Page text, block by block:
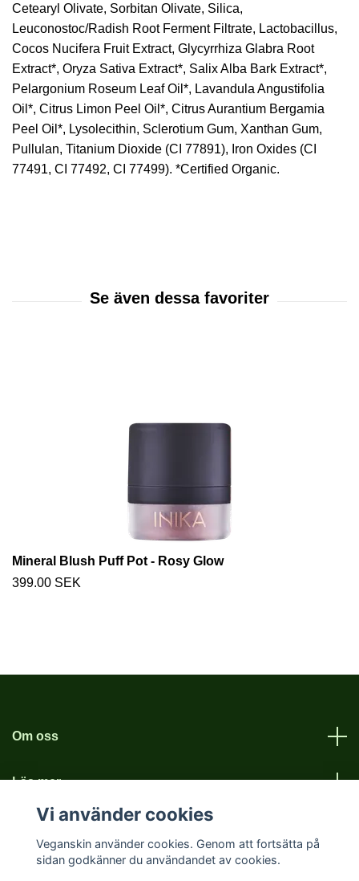
Cetearyl Olivate, Sorbitan Olivate, Silica,
Leuconostoc/Radish Root Ferment Filtrate, Lactobacillus,
Cocos Nucifera Fruit Extract, Glycyrrhiza Glabra Root
Extract*, Oryza Sativa Extract*, Salix Alba Bark Extract*,
Pelargonium Roseum Leaf Oil*, Lavandula Angustifolia
Oil*, Citrus Limon Peel Oil*, Citrus Aurantium Bergamia
Peel Oil*, Lysolecithin, Sclerotium Gum, Xanthan Gum,
Pullulan, Titanium Dioxide (CI 77891), Iron Oxides (CI
77491, CI 77492, CI 77499). *Certified Organic.
Mineral Blush Puff Pot - Rosy Glow
399.00 SEK
Om oss
Läs mer
Vi använder cookies
Veganskin använder cookies. Genom att fortsätta på
sidan godkänner du användandet av cookies.